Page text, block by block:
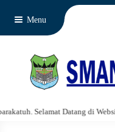
Menu
Datang di Website